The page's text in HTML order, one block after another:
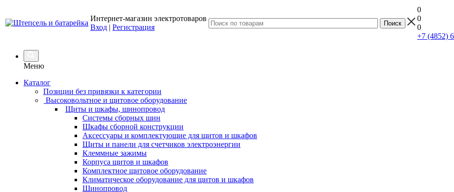
Интернет-магазин электротоваров
Вход | Регистрация
0
0
0
+7 (4852)
Меню
Каталог
Позиции без привязки к категории
Высоковольтное и щитовое оборудование
Щиты и шкафы, шинопровод
Системы сборных шин
Шкафы сборной конструкции
Аксессуары и комплектующие для щитов и шкафов
Щиты и панели для счетчиков электроэнергии
Клеммные зажимы
Корпуса щитов и шкафов
Комплектное щитовое оборудование
Климатическое оборудование для щитов и шкафов
Шинопровод